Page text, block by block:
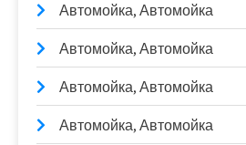
Автомойка, Автомойка
Автомойка, Автомойка
Автомойка, Автомойка
Автомойка, Автомойка